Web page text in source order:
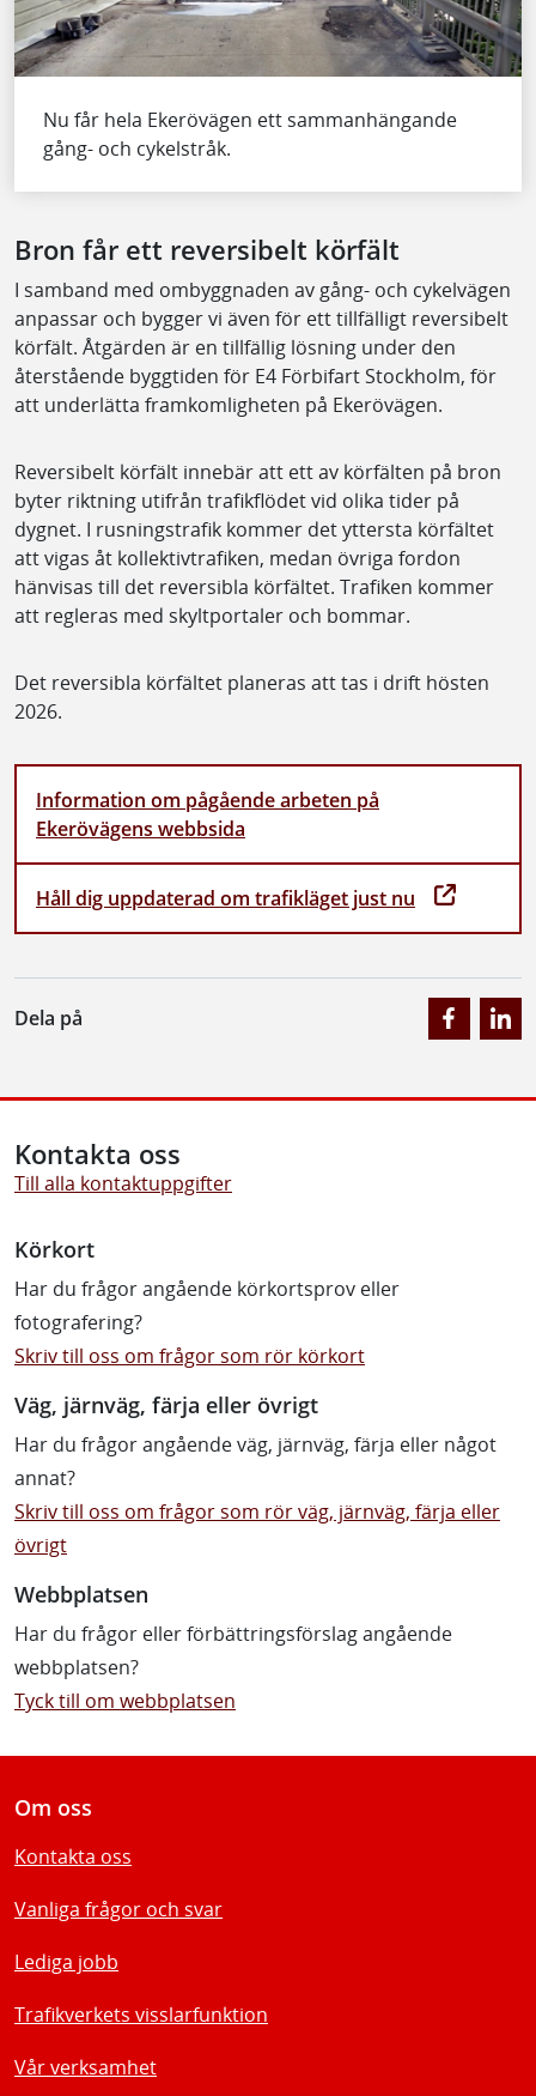
Nu får hela Ekerövägen ett sammanhängande
gång- och cykelstråk.
Bron får ett reversibelt körfält
I samband med ombyggnaden av gång- och cykelvägen
anpassar och bygger vi även för ett tillfälligt reversibelt
körfält. Åtgärden är en tillfällig lösning under den
återstående byggtiden för E4 Förbifart Stockholm, för
att underlätta framkomligheten på Ekerövägen.
Reversibelt körfält innebär att ett av körfälten på bron
byter riktning utifrån trafikflödet vid olika tider på
dygnet. I rusningstrafik kommer det yttersta körfältet
att vigas åt kollektivtrafiken, medan övriga fordon
hänvisas till det reversibla körfältet. Trafiken kommer
att regleras med skyltportaler och bommar.
Det reversibla körfältet planeras att tas i drift hösten
2026.
Information om pågående arbeten på
Ekerövägens webbsida
Håll dig uppdaterad om trafikläget just nu
Dela på
Kontakta oss
Till alla kontaktuppgifter
Körkort
Har du frågor angående körkortsprov eller
fotografering?
Skriv till oss om frågor som rör körkort
Väg, järnväg, färja eller övrigt
Har du frågor angående väg, järnväg, färja eller något
annat?
Skriv till oss om frågor som rör väg, järnväg, färja eller
övrigt
Webbplatsen
Har du frågor eller förbättringsförslag angående
webbplatsen?
Tyck till om webbplatsen
Om oss
Kontakta oss
Vanliga frågor och svar
Lediga jobb
Trafikverkets visslarfunktion
Vår verksamhet